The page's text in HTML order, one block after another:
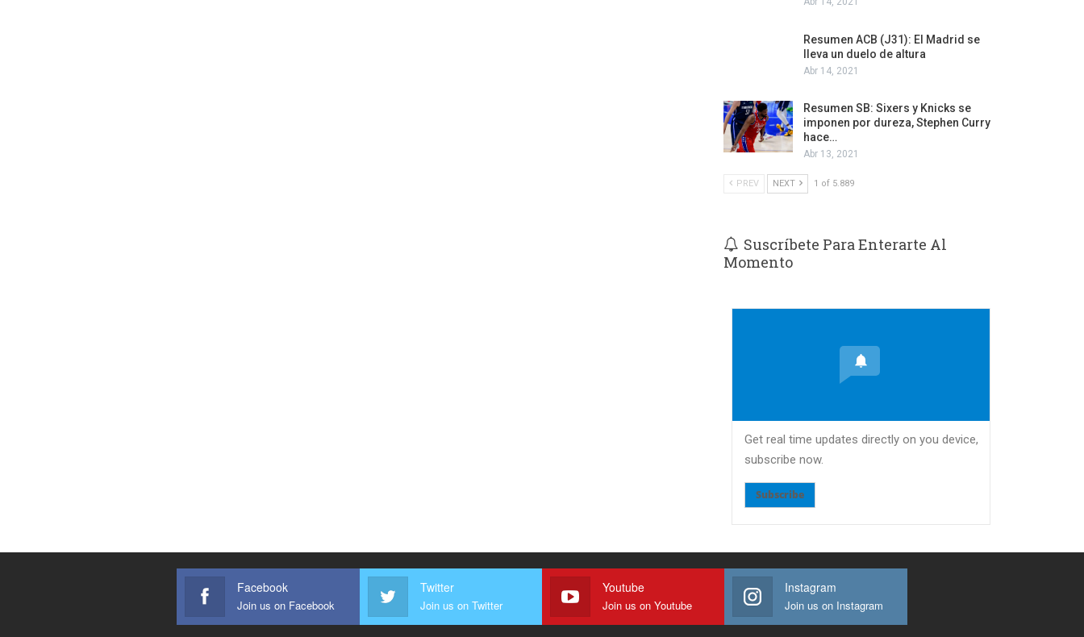
Resumen ACB (J31): El Madrid se
lleva un duelo de altura
Abr 14, 2021
Resumen SB: Sixers y Knicks se
imponen por dureza, Stephen Curry
hace…
Abr 13, 2021
PREV NEXT 1 of 5.889
Suscríbete Para Enterarte Al
Momento
Get real time updates directly on you device,
subscribe now.
Subscribe
Facebook
Join us on Facebook
Twitter
Join us on Twitter
Youtube
Join us on Youtube
Instagram
Join us on Instagram